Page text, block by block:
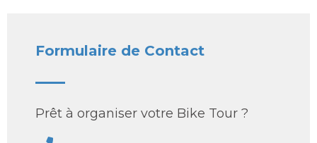
Formulaire de Contact
Prêt à organiser votre Bike Tour ?